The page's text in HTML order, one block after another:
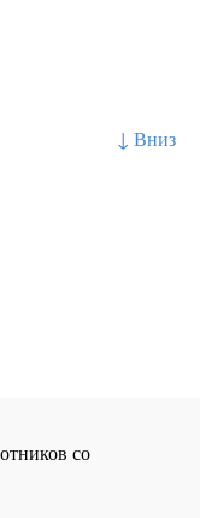
↓ Вниз
со